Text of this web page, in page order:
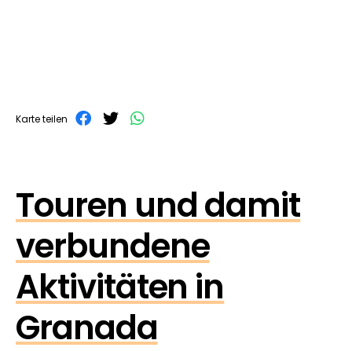
Karte teilen
Touren und damit
verbundene
Aktivitäten in
Granada